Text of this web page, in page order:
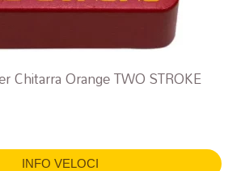
Chitarra Orange TWO STROKE
INFO VELOCI